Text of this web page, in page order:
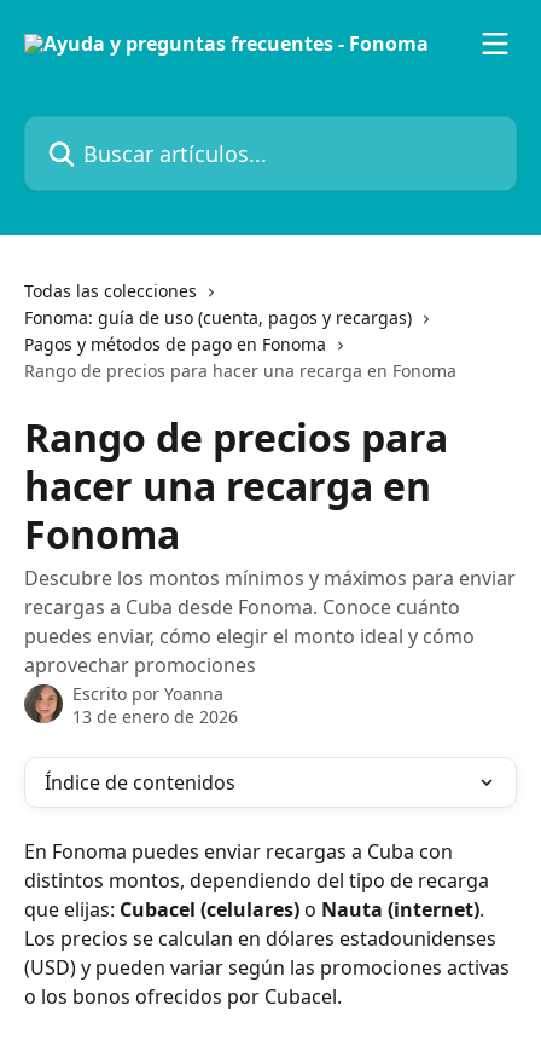
Buscar artículos...
Todas las colecciones
Fonoma: guía de uso (cuenta, pagos y recargas)
Pagos y métodos de pago en Fonoma
Rango de precios para hacer una recarga en Fonoma
Rango de precios para
hacer una recarga en
Fonoma
Descubre los montos mínimos y máximos para enviar
recargas a Cuba desde Fonoma. Conoce cuánto
puedes enviar, cómo elegir el monto ideal y cómo
aprovechar promociones
Escrito por Yoanna
13 de enero de 2026
Índice de contenidos
En Fonoma puedes enviar recargas a Cuba con
distintos montos, dependiendo del tipo de recarga
que elijas: Cubacel (celulares) o Nauta (internet).
Los precios se calculan en dólares estadounidenses
(USD) y pueden variar según las promociones activas
o los bonos ofrecidos por Cubacel.